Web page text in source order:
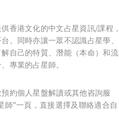
香港文化的中文占星資訊/課程，
。同時亦讓一眾不認識占星學、
自己的特質、潛能（本命）和流
專業的占星師。
約個人星盤解讀或其他咨詢服
師”一頁，直接選擇及聯絡適合自